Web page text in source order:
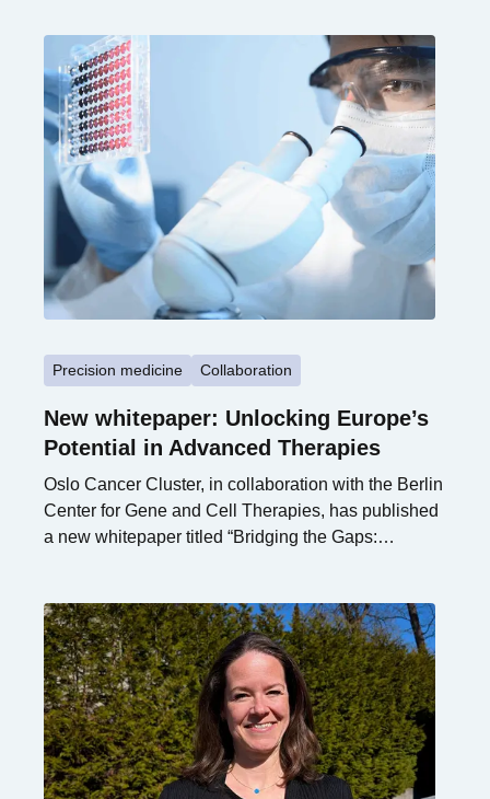
Precision medicine Collaboration
New whitepaper: Unlocking Europe’s
Potential in Advanced Therapies
Oslo Cancer Cluster, in collaboration with the Berlin
Center for Gene and Cell Therapies, has published
a new whitepaper titled “Bridging the Gaps: